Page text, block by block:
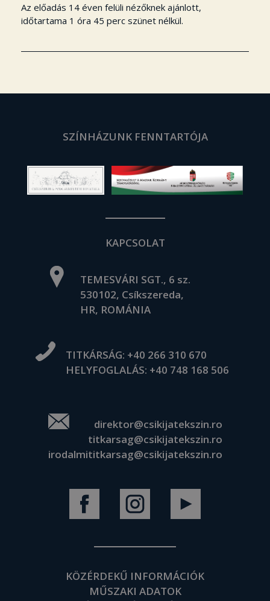
Az előadás 14 éven felüli nézőknek ajánlott,
időtartama 1 óra 45 perc szünet nélkül.
SZÍNHÁZUNK FENNTARTÓJA
KAPCSOLAT
TEMESVÁRI SGT., 6 sz.
530102, Csíkszereda,
HR, ROMÁNIA
TITKÁRSÁG: +40 266 310 670
HELYFOGLALÁS: +40 748 168 506
direktor@csikijatekszin.ro
titkarsag@csikijatekszin.ro
irodalmititkarsag@csikijatekszin.ro
KÖZÉRDEKŰ INFORMÁCIÓK
MŰSZAKI ADATOK